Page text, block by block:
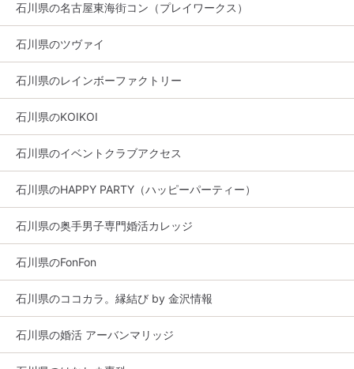
石川県の名古屋東海街コン（プレイワークス）
石川県のツヴァイ
石川県のレインボーファクトリー
石川県のKOIKOI
石川県のイベントクラブアクセス
石川県のHAPPY PARTY（ハッピーパーティー）
石川県の奥手男子専門婚活カレッジ
石川県のFonFon
石川県のココカラ。縁結び by 金沢情報
石川県の婚活 アーバンマリッジ